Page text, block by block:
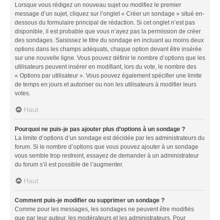
Lorsque vous rédigez un nouveau sujet ou modifiez le premier
message d’un sujet, cliquez sur l’onglet « Créer un sondage » situé en-
dessous du formulaire principal de rédaction. Si cet onglet n’est pas
disponible, il est probable que vous n’ayez pas la permission de créer
des sondages. Saisissez le titre du sondage en incluant au moins deux
options dans les champs adéquats, chaque option devant être insérée
sur une nouvelle ligne. Vous pouvez définir le nombre d’options que les
utilisateurs peuvent insérer en modifiant, lors du vote, le nombre des
« Options par utilisateur ». Vous pouvez également spécifier une limite
de temps en jours et autoriser ou non les utilisateurs à modifier leurs
votes.
Haut
Pourquoi ne puis-je pas ajouter plus d’options à un sondage ?
La limite d’options d’un sondage est décidée par les administrateurs du
forum. Si le nombre d’options que vous pouvez ajouter à un sondage
vous semble trop restreint, essayez de demander à un administrateur
du forum s’il est possible de l’augmenter.
Haut
Comment puis-je modifier ou supprimer un sondage ?
Comme pour les messages, les sondages ne peuvent être modifiés
que par leur auteur, les modérateurs et les administrateurs. Pour